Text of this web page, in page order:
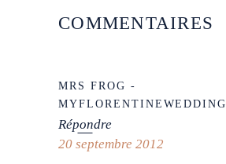
COMMENTAIRES
MRS FROG -
MYFLORENTINEWEDDING
Répondre
20 septembre 2012